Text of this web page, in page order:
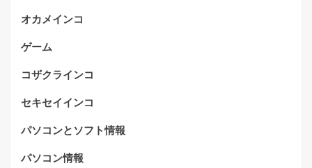
オカメインコ
ゲーム
コザクラインコ
セキセイインコ
パソコンとソフト情報
パソコン情報